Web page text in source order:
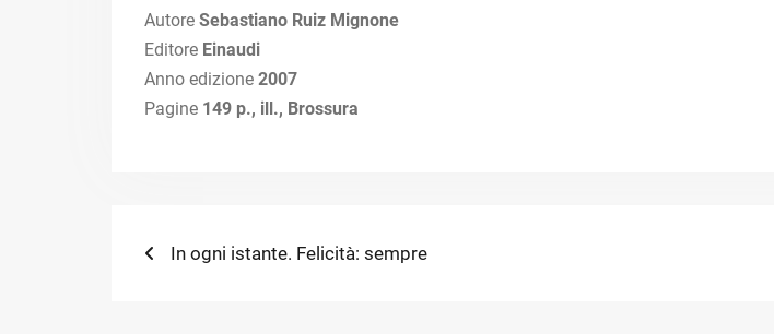
Autore Sebastiano Ruiz Mignone
Editore Einaudi
Anno edizione 2007
Pagine 149 p., ill., Brossura
Navigazione
Previous
In ogni istante. Felicità: sempre